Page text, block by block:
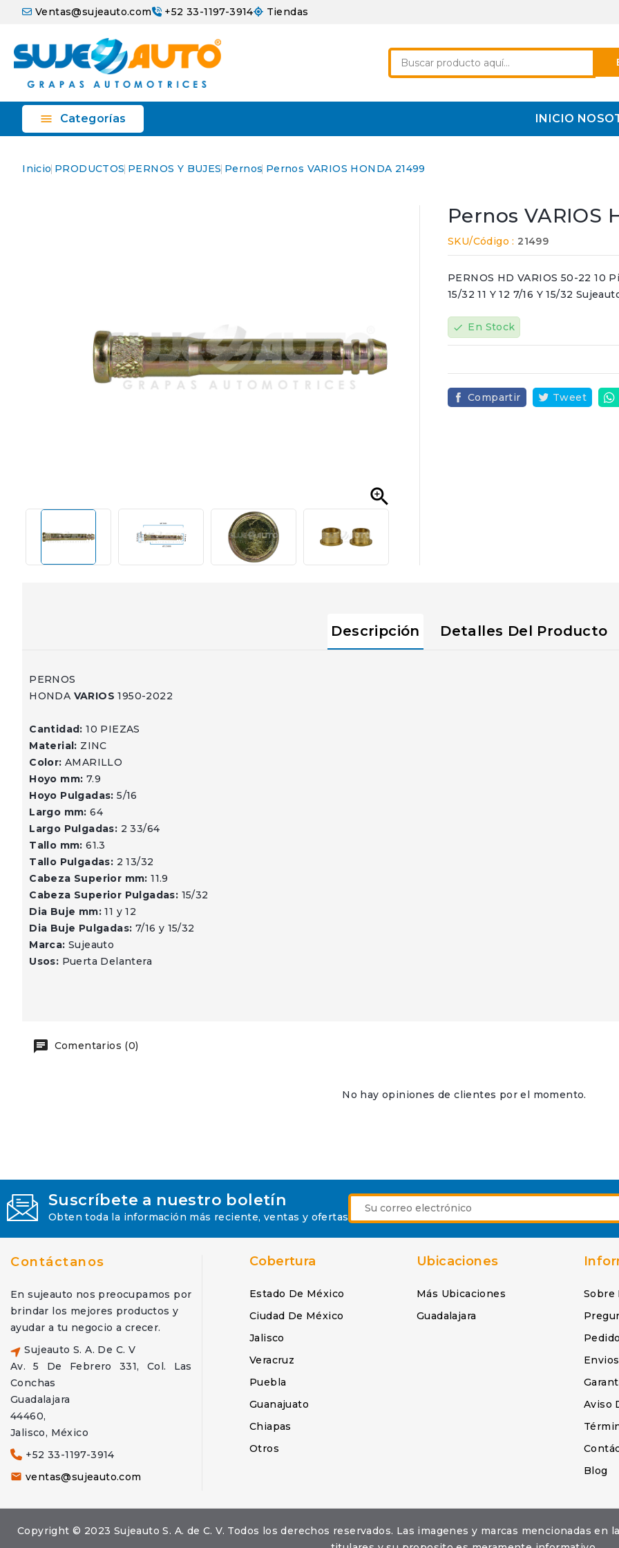
Ventas@sujeauto.com +52 33-1197-3914 Tiendas
 Categorías INICIO
Inicio PRODUCTOS PERNOS Y BUJES Pernos Pernos VARIOS HONDA 21499

Pernos VARIOS
SKU/Código : 21499
PERNOS HD VARIOS 50-22 10
15/32 11 Y 12 7/16 Y 15/32
check En Stock
Compartir Tweet
Descripción Detalles Del Producto
PERNOS
HONDA VARIOS 1950-2022
Cantidad:10 PIEZAS
Material: ZINC
Color: AMARILLO
Hoyo mm: 7.9
Hoyo Pulgadas:5/16
Largo mm:64
Largo Pulgadas: 2 33/64
Tallo mm:61.3
Tallo Pulgadas: 2 13/32
Cabeza Superior mm:11.9
Cabeza Superior Pulgadas: 15/32
Dia Buje mm:11 y 12
Dia Buje Pulgadas: 7/16 y 15/32
Marca: Sujeauto
Usos: Puerta Delantera
Comentarios (0)
No hay opiniones de clientes por el momento.
Suscríbete a nuestro boletín
Obten toda la información más reciente, ventas y ofertas
Contáctanos
En sujeauto nos preocupamos por
brindar los mejores productos y
ayudar a tu negocio a crecer.
Sujeauto S. A. De C. V
Av. 5 De Febrero 331, Col. Las
Conchas
Guadalajara
44460,
Jalisco, México
+52 33-1197-3914
 ventas@sujeauto.com
Cobertura
Estado De México
Ciudad De México
Jalisco
Veracruz
Puebla
Guanajuato
Chiapas
Otros
Ubicaciones
Más Ubicaciones
Guadalajara
Sobre
Envios
Aviso
Blog
Copyright © 2023 Sujeauto S. A. de C. V. Todos los derechos reservados. Las imagenes y marcas mencionadas